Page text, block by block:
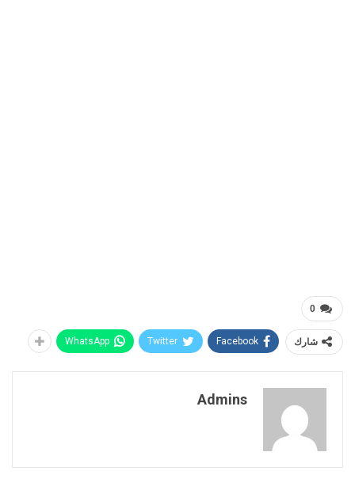
0
شارك Facebook
Twitter
WhatsApp
Admins